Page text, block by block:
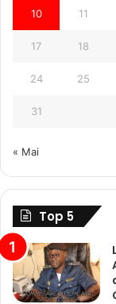
10 11
17 18
24 25
31
« Mai
Top 5